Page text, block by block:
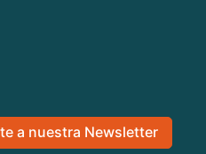
a nuestra Newsletter